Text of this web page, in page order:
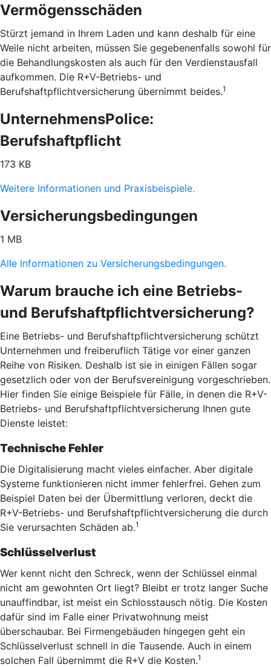
Vermögensschäden
Stürzt jemand in Ihrem Laden und kann deshalb für eine
Weile nicht arbeiten, müssen Sie gegebenenfalls sowohl für
die Behandlungskosten als auch für den Verdienstausfall
aufkommen. Die R+V-Betriebs- und
Berufshaftpflichtversicherung übernimmt beides.1
UnternehmensPolice:
Berufshaftpflicht
173 KB
Weitere Informationen und Praxisbeispiele.
Versicherungsbedingungen
1 MB
Alle Informationen zu Versicherungsbedingungen.
Warum brauche ich eine Betriebs-
und Berufshaftpflichtversicherung?
Eine Betriebs- und Berufshaftpflichtversicherung schützt
Unternehmen und freiberuflich Tätige vor einer ganzen
Reihe von Risiken. Deshalb ist sie in einigen Fällen sogar
gesetzlich oder von der Berufsvereinigung vorgeschrieben.
Hier finden Sie einige Beispiele für Fälle, in denen die R+V-
Betriebs- und Berufshaftpflichtversicherung Ihnen gute
Dienste leistet:
Technische Fehler
Die Digitalisierung macht vieles einfacher. Aber digitale
Systeme funktionieren nicht immer fehlerfrei. Gehen zum
Beispiel Daten bei der Übermittlung verloren, deckt die
R+V-Betriebs- und Berufshaftpflichtversicherung die durch
Sie verursachten Schäden ab.1
Schlüsselverlust
Wer kennt nicht den Schreck, wenn der Schlüssel einmal
nicht am gewohnten Ort liegt? Bleibt er trotz langer Suche
unauffindbar, ist meist ein Schlosstausch nötig. Die Kosten
dafür sind im Falle einer Privatwohnung meist
überschaubar. Bei Firmengebäuden hingegen geht ein
Schlüsselverlust schnell in die Tausende. Auch in einem
solchen Fall übernimmt die R+V die Kosten.1